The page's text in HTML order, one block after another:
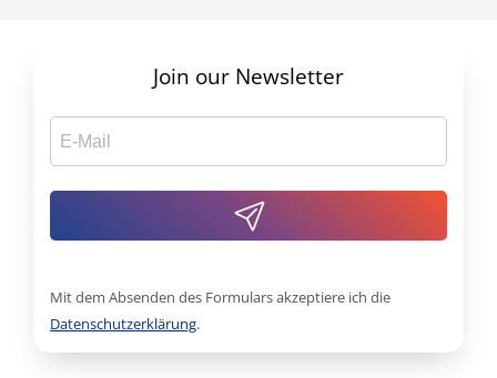
Join our Newsletter
Mit dem Absenden des Formulars akzeptiere ich die
Datenschutzerklärung.